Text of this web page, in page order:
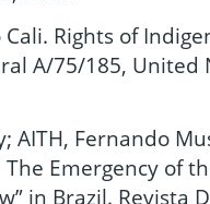
Cali. Rights of
A/75/185, United
AITH, Fernando
Emergency of
in Brazil. Revista